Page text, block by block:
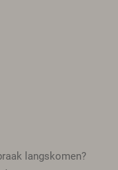
langskomen?